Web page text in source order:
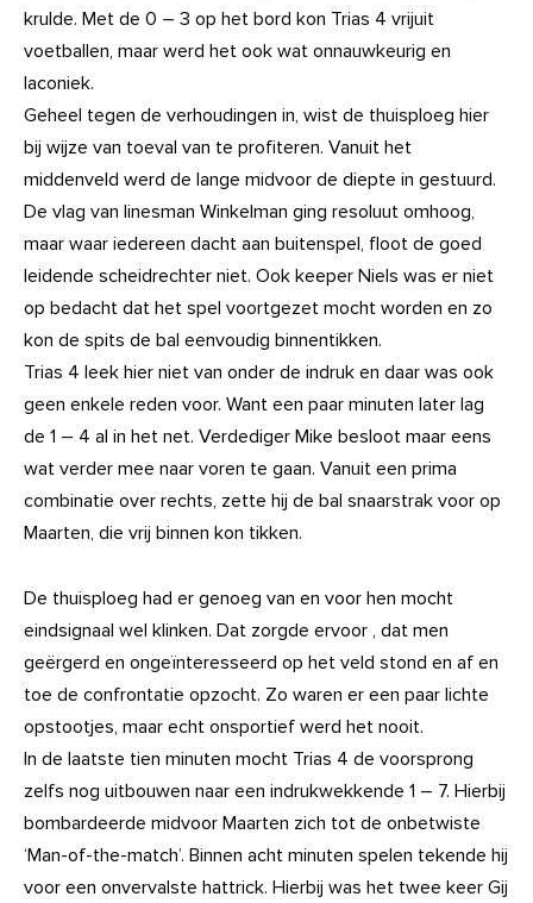
krulde. Met de 0 – 3 op het bord kon Trias 4 vrijuit
voetballen, maar werd het ook wat onnauwkeurig en
laconiek.
Geheel tegen de verhoudingen in, wist de thuisploeg hier
bij wijze van toeval van te profiteren. Vanuit het
middenveld werd de lange midvoor de diepte in gestuurd.
De vlag van linesman Winkelman ging resoluut omhoog,
maar waar iedereen dacht aan buitenspel, floot de goed
leidende scheidrechter niet. Ook keeper Niels was er niet
op bedacht dat het spel voortgezet mocht worden en zo
kon de spits de bal eenvoudig binnentikken.
Trias 4 leek hier niet van onder de indruk en daar was ook
geen enkele reden voor. Want een paar minuten later lag
de 1 – 4 al in het net. Verdediger Mike besloot maar eens
wat verder mee naar voren te gaan. Vanuit een prima
combinatie over rechts, zette hij de bal snaarstrak voor op
Maarten, die vrij binnen kon tikken.
De thuisploeg had er genoeg van en voor hen mocht
eindsignaal wel klinken. Dat zorgde ervoor , dat men
geërgerd en ongeïnteresseerd op het veld stond en af en
toe de confrontatie opzocht. Zo waren er een paar lichte
opstootjes, maar echt onsportief werd het nooit.
In de laatste tien minuten mocht Trias 4 de voorsprong
zelfs nog uitbouwen naar een indrukwekkende 1 – 7. Hierbij
bombardeerde midvoor Maarten zich tot de onbetwiste
‘Man-of-the-match’. Binnen acht minuten spelen tekende hij
voor een onvervalste hattrick. Hierbij was het twee keer Gij